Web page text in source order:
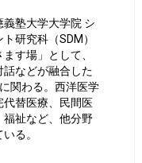
塾大学大学院 シ
研究科（SDM）
す場」として、
などが融合した
関わる。西洋医学
代替医療、民間医
祉など、他分野
る。